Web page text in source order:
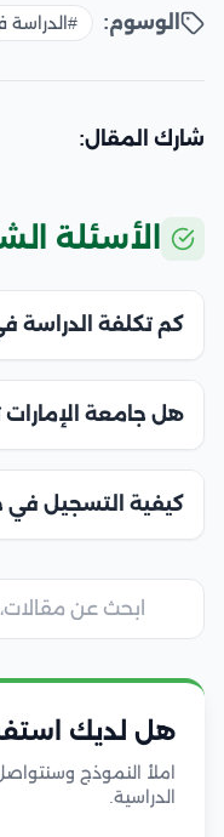
الوسوم: #الدراسة
شارك المقال:
الأسئلة
كم تكلفة الدراسة
هل جامعة
كيفية التسجيل في
هل لديك
املأ النموذج
الدراسية.